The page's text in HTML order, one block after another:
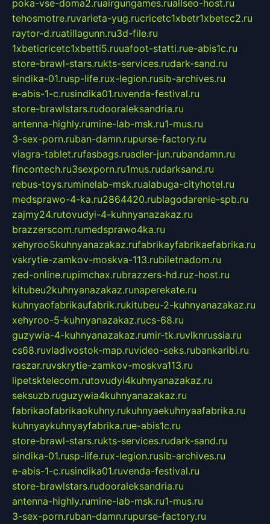
poka-vse-doma2.ruairgungames.ruallseo-host.ru
tehosmotre.ruvarieta-yug.rucricetc1xbetr1xbetcc2.ru
raytor-d.ruatillagunn.ru3d-file.ru
1xbeticricetc1xbetti5.ruuafoot-statti.rue-abis1c.ru
store-brawl-stars.rukts-services.rudark-sand.ru
sindika-01.rusp-life.rux-legion.rusib-archives.ru
e-abis-1-c.rusindika01.ruvenda-festival.ru
store-brawlstars.rudooraleksandria.ru
antenna-highly.rumine-lab-msk.ru1-mus.ru
3-sex-porn.ruban-damn.rupurse-factory.ru
viagra-tablet.rufasbags.ruadler-jun.rubandamn.ru
fincontech.ru3sexporn.ru1mus.rudarksand.ru
rebus-toys.ruminelab-msk.rualabuga-cityhotel.ru
medsprawo-4-ka.ru2864420.rublagodarenie-spb.ru
zajmy24.rutovudyi-4-kuhnyanazakaz.ru
brazzerscom.rumedsprawo4ka.ru
xehyroo5kuhnyanazakaz.rufabrikayfabrikaefabrika.ru
vskrytie-zamkov-moskva-113.rubiletnadom.ru
zed-online.rupimchax.rubrazzers-hd.ruz-host.ru
kitubeu2kuhnyanazakaz.runaperekate.ru
kuhnyaofabrikaufabrik.rukitubeu-2-kuhnyanazakaz.ru
xehyroo-5-kuhnyanazakaz.rucs-68.ru
guzywia-4-kuhnyanazakaz.rumir-tk.ruvlknrussia.ru
cs68.ruvladivostok-map.ruvideo-seks.rubankaribi.ru
raszar.ruvskrytie-zamkov-moskva113.ru
lipetsktelecom.rutovudyi4kuhnyanazakaz.ru
seksuzb.ruguzywia4kuhnyanazakaz.ru
fabrikaofabrikaokuhny.rukuhnyaekuhnyaafabrika.ru
kuhnyaykuhnyayfabrika.rue-abis1c.ru
store-brawl-stars.rukts-services.rudark-sand.ru
sindika-01.rusp-life.rux-legion.rusib-archives.ru
e-abis-1-c.rusindika01.ruvenda-festival.ru
store-brawlstars.rudooraleksandria.ru
antenna-highly.rumine-lab-msk.ru1-mus.ru
3-sex-porn.ruban-damn.rupurse-factory.ru